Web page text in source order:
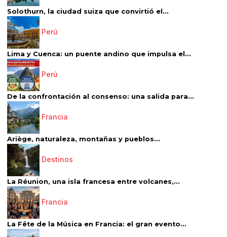
Solothurn, la ciudad suiza que convirtió el...
Perú
Lima y Cuenca: un puente andino que impulsa el...
Perú
De la confrontación al consenso: una salida para...
Francia
Ariège, naturaleza, montañas y pueblos...
Destinos
La Réunion, una isla francesa entre volcanes,...
Francia
La Fête de la Música en Francia: el gran evento...